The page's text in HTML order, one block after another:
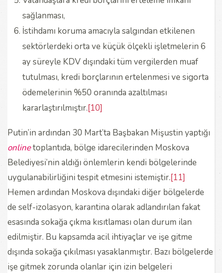
sağlanması,
İstihdamı koruma amacıyla salgından etkilenen
sektörlerdeki orta ve küçük ölçekli işletmelerin 6
ay süreyle KDV dışındaki tüm vergilerden muaf
tutulması, kredi borçlarının ertelenmesi ve sigorta
ödemelerinin %50 oranında azaltılması
kararlaştırılmıştır.[10]
Putin’in ardından 30 Mart’ta Başbakan Mişustin yaptığı
onlinetoplantıda, bölge idarecilerinden Moskova
Belediyesi’nin aldığı önlemlerin kendi bölgelerinde
uygulanabilirliğini tespit etmesini istemiştir.[11]
Hemen ardından Moskova dışındaki diğer bölgelerde
de self-izolasyon, karantina olarak adlandırılan fakat
esasında sokağa çıkma kısıtlaması olan durum ilan
edilmiştir. Bu kapsamda acil ihtiyaçlar ve işe gitme
dışında sokağa çıkılması yasaklanmıştır. Bazı bölgelerde
işe gitmek zorunda olanlar için izin belgeleri